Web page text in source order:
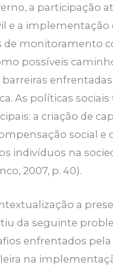
a participação
e a implementação
de monitoramento
possíveis
As políticas
a criação de
social e
indivíduos na
2007, p. 40).
a
da seguinte
enfrentados
na